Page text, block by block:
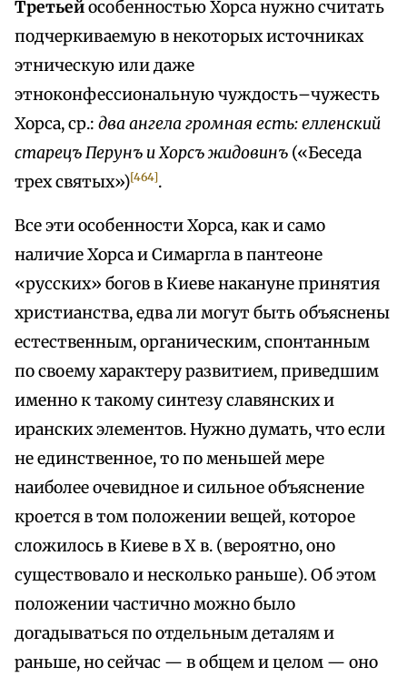
Третьейособенностью Хорса нужно считать
подчеркиваемую в некоторых источниках
этническую или даже
этноконфессиональную чуждость–чужесть
Хорса, ср.: два ангела громная есть: елленский
старецъ Перунъ и Xорсъ жидовинъ («Беседа
трех святых»)[464].
Все эти особенности Хорса, как и само
наличие Хорса и Симаргла в пантеоне
«русских» богов в Киеве накануне принятия
христианства, едва ли могут быть объяснены
естественным, органическим, спонтанным
по своему характеру развитием, приведшим
именно к такому синтезу славянских и
иранских элементов. Нужно думать, что если
не единственное, то по меньшей мере
наиболее очевидное и сильное объяснение
кроется в том положении вещей, которое
сложилось в Киеве в X в. (вероятно, оно
существовало и несколько раньше). Об этом
положении частично можно было
догадываться по отдельным деталям и
раньше, но сейчас — в общем и целом — оно